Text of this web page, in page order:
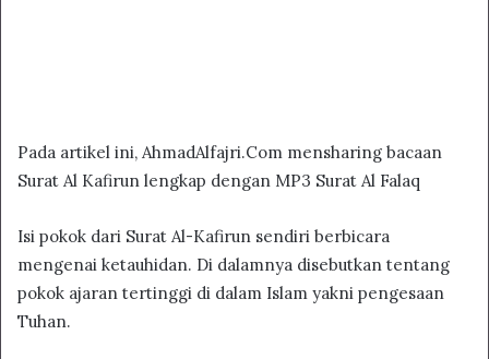
Pada artikel ini, AhmadAlfajri.Com mensharing bacaan
Surat Al Kafirun lengkap dengan MP3 Surat Al Falaq
Isi pokok dari Surat Al-Kafirun sendiri berbicara
mengenai ketauhidan. Di dalamnya disebutkan tentang
pokok ajaran tertinggi di dalam Islam yakni pengesaan
Tuhan.